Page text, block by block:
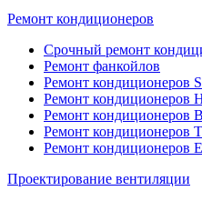
Ремонт кондиционеров
Срочный ремонт
Ремонт фанкойлов
Ремонт кондиционеров
Ремонт кондиционеров
Ремонт кондиционеров
Ремонт кондиционеров
Ремонт кондиционеров
Проектирование вентиляции